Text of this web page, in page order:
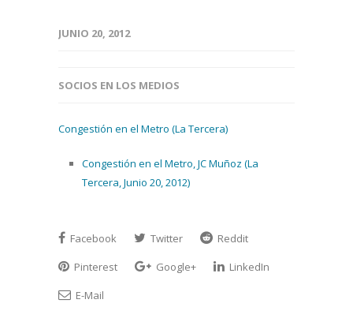
JUNIO 20, 2012
SOCIOS EN LOS MEDIOS
Congestión en el Metro (La Tercera)
Congestión en el Metro, JC Muñoz (La
Tercera, Junio 20, 2012)
Facebook Twitter
Reddit
Pinterest
Google+
LinkedIn
E-Mail